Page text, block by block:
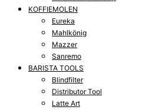
KOFFIEMOLEN
Eureka
Mahlkönig
Mazzer
Sanremo
BARISTA TOOLS
Blindfilter
Distributor Tool
Latte Art